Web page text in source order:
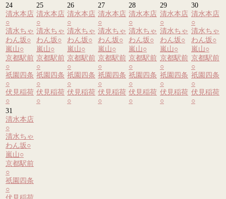
24
清水本店
○
清水ちゃ
わん坂○
嵐山○
京都駅前
○
祇園四条
○
伏見稲荷
○
25
清水本店
○
清水ちゃ
わん坂○
嵐山○
京都駅前
○
祇園四条
○
伏見稲荷
○
26
清水本店
○
清水ちゃ
わん坂○
嵐山○
京都駅前
○
祇園四条
○
伏見稲荷
○
27
清水本店
○
清水ちゃ
わん坂○
嵐山○
京都駅前
○
祇園四条
○
伏見稲荷
○
28
清水本店
○
清水ちゃ
わん坂○
嵐山○
京都駅前
○
祇園四条
○
伏見稲荷
○
29
清水本店
○
清水ちゃ
わん坂○
嵐山○
京都駅前
○
祇園四条
○
伏見稲荷
○
30
清水本店
○
清水ちゃ
わん坂○
嵐山○
京都駅前
○
祇園四条
○
伏見稲荷
○
31
清水本店
○
清水ちゃ
わん坂○
嵐山○
京都駅前
○
祇園四条
○